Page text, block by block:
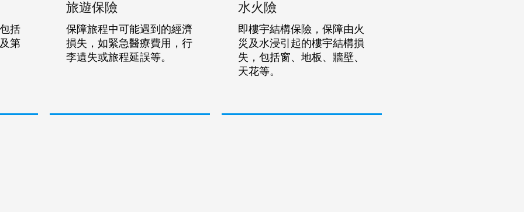
括
第
旅遊保險
保障旅程中可能遇到的經濟
損失，如緊急醫療費用，行
李遺失或旅程延誤等。
水火險
即樓宇結構保險，保障由火
災及水浸引起的樓宇結構損
失，包括窗、地板、牆壁、
天花等。